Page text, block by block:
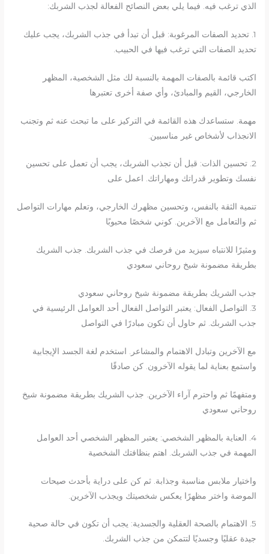
الذي ترغب فيه. فيما يلي بعض النصائح الفعالة لجذب الشربك:
1. تحديد الصفات المرغوبة: قبل أن تبدأ في جذب الشربك، يجب عليك
تحديد الصفات التي ترغب فيها في الحبيب.
اكتب قائمة بالصفات المهمة بالنسبة لك مثل الشخصية، المظهر
الخارجي، القيم والمبادئ، وأي صفة أخرى تعتبرها
مهمة. ستساعدك هذه القائمة في التركيز على ما تبحث عنه ثم وتجنب
الانجذاب لأشخاص غير مناسبين.
2. تحسين الذات: قبل أن تجذب الشربك، يجب أن تعمل على تحسين
نفسك وتطوير قدراتك ومهاراتك. اعمل على
تنمية الثقة بالنفس، وتحسين مظهرك الخارجي، وتعلم مهارات التواصل
ثم والتعامل مع الآخرين. كوني شخصًا محبوبًا
ومثيرًا للانتباه سيزيد من فرصك في جذب الشربك. جذب الشريك
بطريقة مضمونة شيخ روحاني سعودي
جذب الشريك بطريقة مضمونة شيخ روحاني سعودي
3. التواصل الفعال: يعتبر التواصل الفعال أحد العوامل الرئيسية في
جذب الشربك. ثم حاول أن تكون مبادرًا في التواصل
مع الآخرين وتبادل الاهتمام والمشاعر. استخدم لغة الجسد الإيجابية
واستمع بعناية لما يقوله الآخرون. كن صادقًا
ومتفهمًا ثم واحترم آراء الآخرين. جذب الشريك بطريقة مضمونة شيخ
روحاني سعودي
4. العناية بالمظهر الشخصي: يعتبر المظهر الشخصي أحد العوامل
المهمة في جذب الشربك. اهتم بنظافتك الشخصية
واختيار ملابس مناسبة وجذابة. ثم كن على دراية بأحدث صيحات
الموضة واختر مظهرًا يعكس شخصيتك ويجذب الآخرين.
5. الاهتمام بالصحة العقلية والجسدية: يجب أن تكون في حالة صحية
جيدة عقليًا وجسديًا لتتمكن من جذب الشربك.